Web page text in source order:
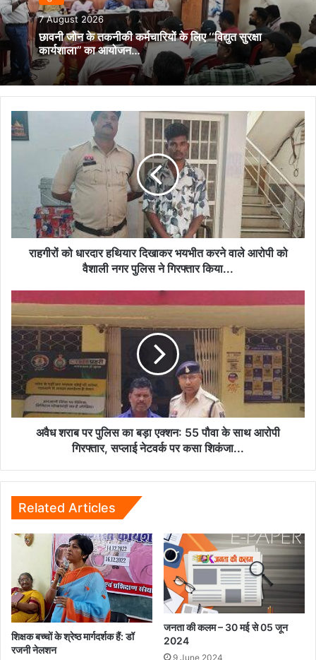
7 August 2026
छावनी जोन के तकनीकी कर्मचारियों के लिए ‘‘विद्युत सुरक्षा
कार्यशाला’’ का आयोजन…
राहगीरों
को
आरोपी
गिरफ्तार
किया...
राहगीरों को धारदार हथियार दिखाकर भयभीत करने वाले आरोपी को
वैशाली नगर पुलिस ने गिरफ्तार किया...
शराब
पर
पुलिस
का
बड़ा
एक्शन:
55
पौवा
नेटवर्क
पर
कसा
शिकंजा...
अवैध शराब पर पुलिस का बड़ा एक्शन: 55 पौवा के साथ आरोपी
गिरफ्तार, सप्लाई नेटवर्क पर कसा शिकंजा...
Related Articles
शिक्षक बच्चों के श्रेष्ठ मार्गदर्शक हैं: डॉ
रजनी नेलशन
जनता की कलम – 30 मई से 05 जून
2024
9 June 2024